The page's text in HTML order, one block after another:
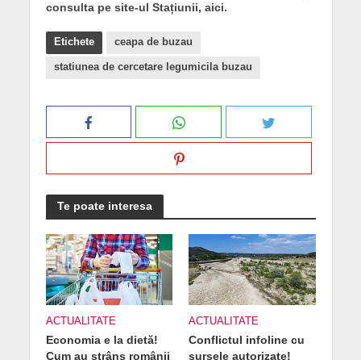
consulta pe site-ul Stațiunii, aici.
Etichete ceapa de buzau
statiunea de cercetare legumicila buzau
Te poate interesa
ACTUALITATE
Economia e la dietă!
Cum au strâns românii
ACTUALITATE
Conflictul infoline cu
sursele autorizate!